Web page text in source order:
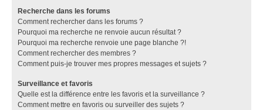
Recherche dans les forums
Comment rechercher dans les forums ?
Pourquoi ma recherche ne renvoie aucun résultat ?
Pourquoi ma recherche renvoie une page blanche ?!
Comment rechercher des membres ?
Comment puis-je trouver mes propres messages et sujets ?
Surveillance et favoris
Quelle est la différence entre les favoris et la surveillance ?
Comment mettre en favoris ou surveiller des sujets ?